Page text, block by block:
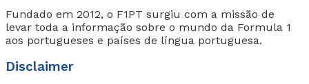
Fundado em 2012, o F1PT surgiu com a missão de
levar toda a informação sobre o mundo da Formula 1
aos portugueses e países de língua portuguesa.
Disclaimer